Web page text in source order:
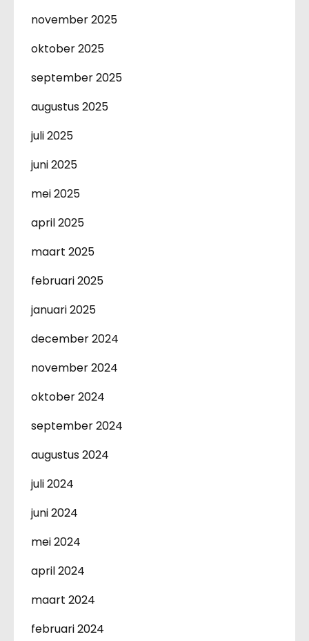
november 2025
oktober 2025
september 2025
augustus 2025
juli 2025
juni 2025
mei 2025
april 2025
maart 2025
februari 2025
januari 2025
december 2024
november 2024
oktober 2024
september 2024
augustus 2024
juli 2024
juni 2024
mei 2024
april 2024
maart 2024
februari 2024